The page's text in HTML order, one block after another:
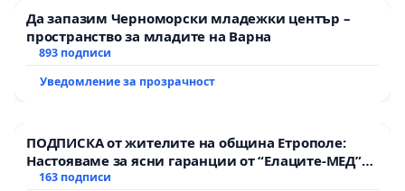
Да запазим Черноморски младежки център –
пространство за младите на Варна
893 подписи
Уведомление за прозрачност
ПОДПИСКА от жителите на община Етрополе:
Настояваме за ясни гаранции от “Елаците-МЕД”
АД и от държавата, че ще се изпълнят всички
163 подписи